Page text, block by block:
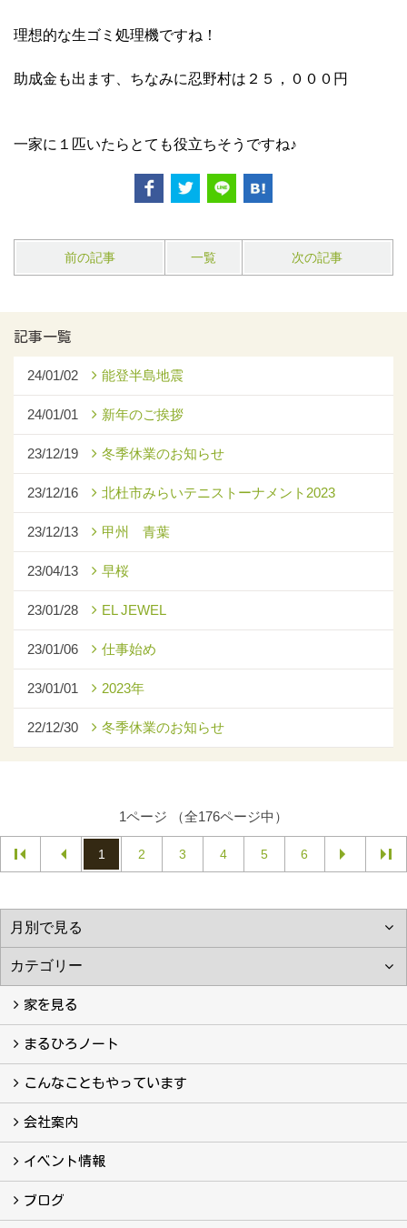
理想的な生ゴミ処理機ですね！
助成金も出ます、ちなみに忍野村は２５，０００円
一家に１匹いたらとても役立ちそうですね♪
前の記事 一覧 次の記事
記事一覧
24/01/02 能登半島地震
24/01/01 新年のご挨拶
23/12/19 冬季休業のお知らせ
23/12/16 北杜市みらいテニストーナメント2023
23/12/13 甲州 青葉
23/04/13 早桜
23/01/28 EL JEWEL
23/01/06 仕事始め
23/01/01 2023年
22/12/30 冬季休業のお知らせ
1ページ （全176ページ中）
1 2 3 4 5 6
家を見る
フォトギャラリー
現場レポート
完工事例
お客様の声
まるひろノート
真っ直ぐの家づくり
自慢の大工たち
こだわりの自然素材
快適な家のエッセンス
注文住宅ができるまで
こんなこともやっています
こんなこともやっています
会社案内
会社案内
まるひろの人
スタッフ紹介
プライバシーポリシー
イベント情報
イベント予告
イベント報告
ブログ